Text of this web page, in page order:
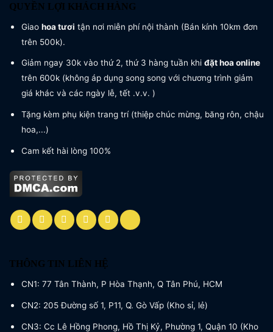
QUYỀN LỢI KHÁCH HÀNG
Giao hoa tươi tận nơi miễn phí nội thành (Bán kính 10km đơn
trên 500k).
Giảm ngay 30k vào thứ 2, thứ 3 hàng tuần khi đặt hoa online
trên 600k (không áp dụng song song với chương trình giảm
giá khác và các ngày lễ, tết .v.v. )
Tặng kèm phụ kiện trang trí (thiệp chúc mừng, băng rôn, chậu
hoa,...)
Cam kết hài lòng 100%
THÔNG TIN LIÊN HỆ
CN1: 77 Tân Thành, P Hòa Thạnh, Q Tân Phú, HCM
CN2: 205 Đường số 1, P11, Q. Gò Vấp (Kho sỉ, lẻ)
CN3: Cc Lê Hồng Phong, Hồ Thị Kỷ, Phường 1, Quận 10 (Kho